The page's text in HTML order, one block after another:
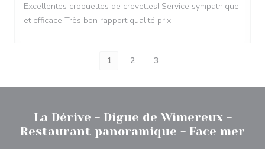
Excellentes croquettes de crevettes! Service sympathique
et efficace Très bon rapport qualité prix
1 2 3
La Dérive - Digue de Wimereux -
Restaurant panoramique - Face mer